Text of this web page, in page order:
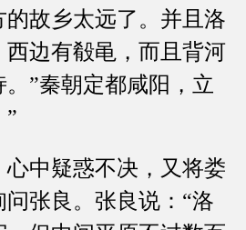
故乡太远了。并且洛
西边有殽黾，而且背河
”秦朝定都咸阳，立
”
中疑惑不决，又将娄
张良。张良说：“洛